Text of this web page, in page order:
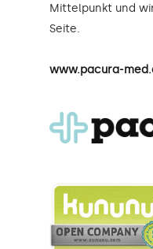
Mittelpunkt und
Seite.
www.pacura-